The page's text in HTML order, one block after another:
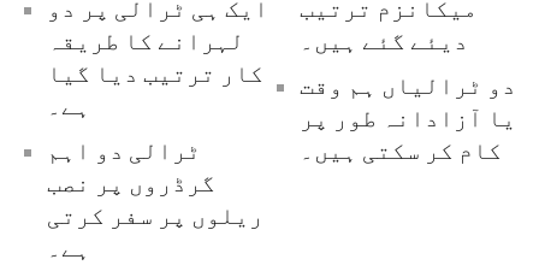
ایک ہی ٹرالی پر دو
لہرانے کا طریقہ
کار ترتیب دیا گیا
ہے۔
ٹرالی دو اہم
گرڈروں پر نصب
ریلوں پر سفر کرتی
ہے۔
میکانزم ترتیب
دیئے گئے ہیں۔
دو ٹرالیاں ہم وقت
یا آزادانہ طور پر
کام کر سکتی ہیں۔